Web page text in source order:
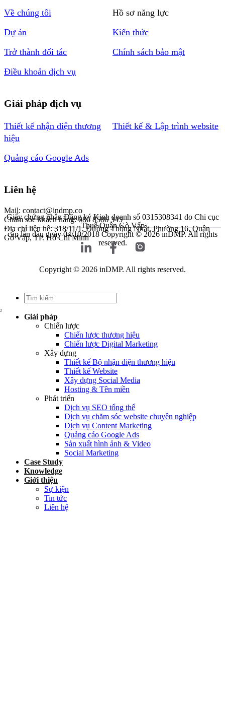
Về chúng tôi
Hồ sơ năng lực
Dự án
Kiến thức
Trở thành đối tác
Chính sách bảo mật
Điều khoản dịch vụ
Giải pháp dịch vụ
Thiết kế nhận diện thương
hiệu
Thiết kế & Lập trình website
Quảng cáo Google Ads
Liên hệ
Mail: contact@indmp.co
Chăm sóc khách hàng: 086 8586 345
Địa chỉ liên hệ: 318/11/1, Đường Thống Nhất, Phường 16, Quận
Gò Vấp, TP. Hồ Chí Minh
Giấy chứng nhận Đăng ký Kinh doanh số 0315308341 do Chi cục
Thuế Quận Gò Vấp
cấp lần đầu ngày 04/10/2018Copyright © 2026 inDMP. All rights
reserved.
Copyright © 2026 inDMP. All rights reserved.
Giải pháp
Chiến lược
Chiến lược thương hiệu
Chiến lược Digital Marketing
Xây dựng
Thiết kế Bộ nhận diện thương hiệu
Thiết kế Website
Xây dựng Social Media
Hosting & Tên miền
Phát triển
Dịch vụ SEO tổng thể
Dịch vụ chăm sóc website chuyên nghiệp
Dịch vụ Content Marketing
Quảng cáo Google Ads
Sản xuất hình ảnh & Video
Social Marketing
Case Study
Knowledge
Giới thiệu
Sự kiện
Tin tức
Liên hệ